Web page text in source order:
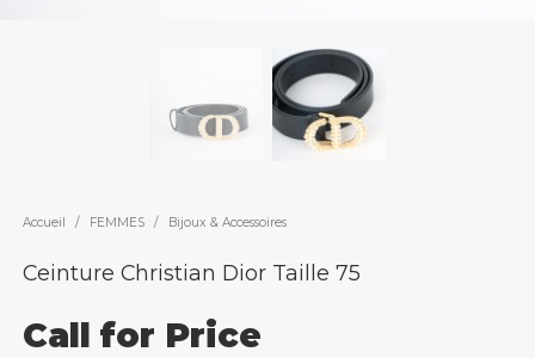
Accueil / FEMMES / Bijoux & Accessoires
Ceinture Christian Dior Taille 75
Call for Price